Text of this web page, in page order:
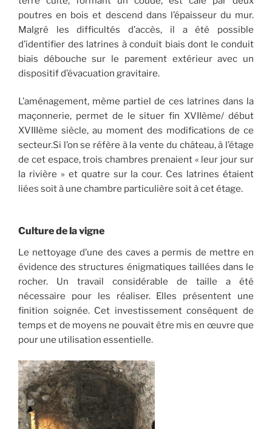
poutres en bois et descend dans l’épaisseur du mur.
Malgré les difficultés d’accès, il a été possible
d’identifier des latrines à conduit biais dont le conduit
biais débouche sur le parement extérieur avec un
dispositif d’évacuation gravitaire.
L’aménagement, même partiel de ces latrines dans la
maçonnerie, permet de le situer fin XVIIème/ début
XVIIIème siècle, au moment des modifications de ce
secteur.Si l’on se réfère à la vente du château, à l’étage
de cet espace, trois chambres prenaient « leur jour sur
la rivière » et quatre sur la cour. Ces latrines étaient
liées soit à une chambre particulière soit à cet étage.
Culture de la vigne
Le nettoyage d’une des caves a permis de mettre en
évidence des structures énigmatiques taillées dans le
rocher. Un travail considérable de taille a été
nécessaire pour les réaliser. Elles présentent une
finition soignée. Cet investissement conséquent de
temps et de moyens ne pouvait être mis en œuvre que
pour une utilisation essentielle.